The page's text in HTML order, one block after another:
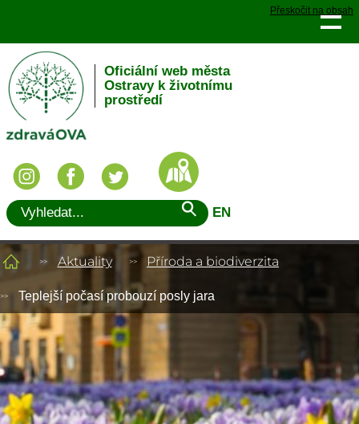
Přeskočit na obsah
Oficiální web města
Ostravy k životnímu
prostředí
EN
Aktuality Příroda a biodiverzita
Teplejší počasí probouzí posly jara